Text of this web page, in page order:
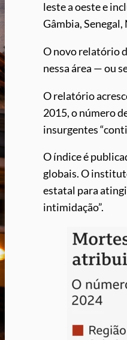
leste a oeste e
Gâmbia,
O novo relatório
nessa área — ou
O relatório
2015, o número
insurgentes
O índice é
globais. O
estatal para
intimidação”.